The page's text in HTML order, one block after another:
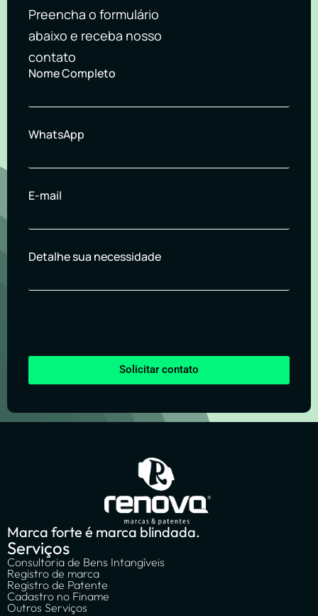
Preencha o formulário
abaixo e receba nosso
contato
Nome Completo
WhatsApp
E-mail
Detalhe sua necessidade
Solicitar contato
Marca forte é marca blindada.
Serviços
Consultoria de Bens Intangíveis
Registro de marca
Registro de Patente
Cadastro no Finame
Outros Serviços